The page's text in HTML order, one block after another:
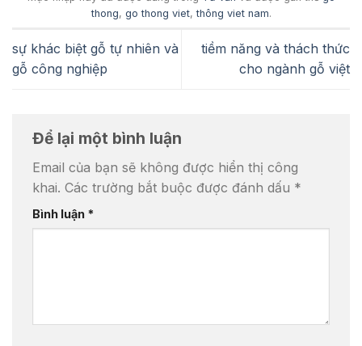
thong, go thong viet,thông viet nam.
sự khác biệt gỗ tự nhiên và
gỗ công nghiệp
tiềm năng và thách thức
cho ngành gỗ việt
Để lại một bình luận
Email của bạn sẽ không được hiển thị công
khai. Các trường bắt buộc được đánh dấu *
Bình luận *